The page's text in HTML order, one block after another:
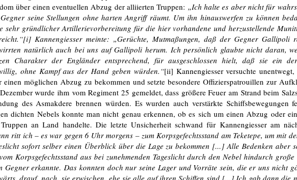
über einen eventuellen Abzug der alliierten Truppen: „Ich halte es aber nicht für
seine Stellungen ohne harten Angriff räumt. Um ihn hinauswerfen zu können
sehr gründlicher Artillerievorbereitung für die hier vorhandene und herzustellende
Kannengiesser meinte: „Gerüchte, Mutmaßungen, daß der Gegner Gallipoli
natürlich auch bei uns auf Gallipoli herum. Ich persönlich glaubte nicht daran,
Charakter der Engländer entsprechend, für ausgeschlossen hielt, daß sie ein
ohne Kampf aus der Hand geben würden.“[ii] Kannengiesser versuchte
einen möglichen Abzug zu bekommen und setzte besondere Offizierspatrouillen zur
wurde ihm vom Regiment 25 gemeldet, dass größere Feuer am Strand beim
des Asmakdere brennen würden. Es wurden auch verstärkte Schiffsbewegungen
dichten Nebels konnte man nicht genau erkennen, ob es sich um einen Abzug oder
an Land handelte. Die letzte Unsicherheit schwand für Kannengiesser am
ritt ich – es war gegen 6 Uhr morgens – zum Korpsgefechtsstand am Teketepe, um mit
sofort selber einen Überblick über die Lage zu bekommen [...] Alle Bedenken aber
Korpsgefechtsstand aus bei zunehmenden Tageslicht durch den Nebel hindurch große
Gegner erkannte. Das konnten doch nur seine Lager und Vorräte sein, die er uns nicht
drauf, nach, sie erwischen, ehe sie alle auf ihren Schiffen sind [...] Ich gab dann die